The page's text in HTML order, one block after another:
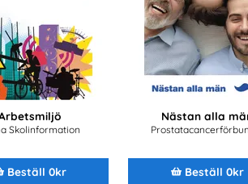
Skolinformation
Beställ 0kr
Nästan alla
Beställ 0kr